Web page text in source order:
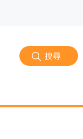
搜尋